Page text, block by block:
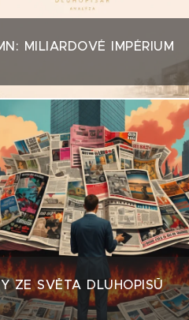
MILIARDOVÉ IMPÉRIUM
ZE SVĚTA DLUHOPISŮ